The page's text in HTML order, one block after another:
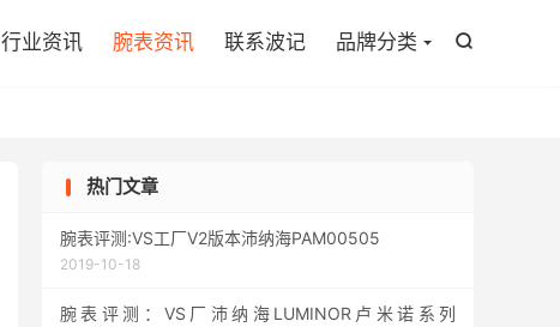

行业资讯 腕表资讯 联系波记 品牌分类
热门文章
腕表评测:VS工厂V2版本沛纳海PAM00505
2019-10-18
腕表评测：VS厂沛纳海LUMINOR卢米诺系列